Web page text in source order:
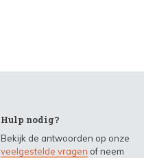
Hulp nodig?
Bekijk de antwoorden op onze
veelgestelde vragen of neem